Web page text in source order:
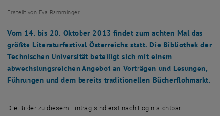
Erstellt von Eva Ramminger
Vom 14. bis 20. Oktober 2013 findet zum achten Mal das
größte Literaturfestival Österreichs statt. Die Bibliothek der
Technischen Universität beteiligt sich mit einem
abwechslungsreichen Angebot an Vorträgen und Lesungen,
Führungen und dem bereits traditionellen Bücherflohmarkt.
Die Bilder zu diesem Eintrag sind erst nach Login sichtbar.